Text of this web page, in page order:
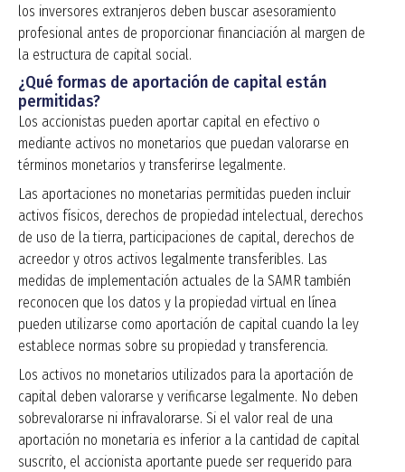
los inversores extranjeros deben buscar asesoramiento
profesional antes de proporcionar financiación al margen de
la estructura de capital social.
¿Qué formas de aportación de capital están
permitidas?
Los accionistas pueden aportar capital en efectivo o
mediante activos no monetarios que puedan valorarse en
términos monetarios y transferirse legalmente.
Las aportaciones no monetarias permitidas pueden incluir
activos físicos, derechos de propiedad intelectual, derechos
de uso de la tierra, participaciones de capital, derechos de
acreedor y otros activos legalmente transferibles. Las
medidas de implementación actuales de la SAMR también
reconocen que los datos y la propiedad virtual en línea
pueden utilizarse como aportación de capital cuando la ley
establece normas sobre su propiedad y transferencia.
Los activos no monetarios utilizados para la aportación de
capital deben valorarse y verificarse legalmente. No deben
sobrevalorarse ni infravalorarse. Si el valor real de una
aportación no monetaria es inferior a la cantidad de capital
suscrito, el accionista aportante puede ser requerido para